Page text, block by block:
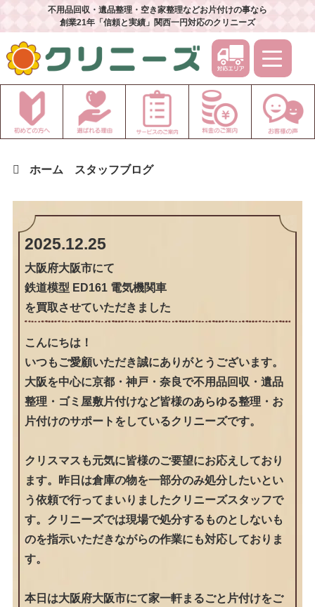
不用品回収・遺品整理・空き家整理などお片付けの事なら
創業21年「信頼と実績」関西一円対応のクリニーズ
ホーム スタッフブログ
2025.12.25
大阪府大阪市にて
鉄道模型 ED161 電気機関車
を買取させていただきました
こんにちは！
いつもご愛顧いただき誠にありがとうございます。
大阪を中心に京都・神戸・奈良で不用品回収・遺品
整理・ゴミ屋敷片付けなど皆様のあらゆる整理・お
片付けのサポートをしているクリニーズです。
クリスマスも元気に皆様のご要望にお応えしており
ます。昨日は倉庫の物を一部分のみ処分したいとい
う依頼で行ってまいりましたクリニーズスタッフで
す。クリニーズでは現場で処分するものとしないも
のを指示いただきながらの作業にも対応しておりま
す。
本日は大阪府大阪市にて家一軒まるごと片付けをご